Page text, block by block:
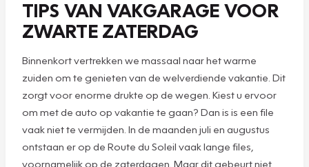
TIPS VAN VAKGARAGE VOOR
ZWARTE ZATERDAG
Binnenkort vertrekken we massaal naar het warme
zuiden om te genieten van de welverdiende vakantie. Dit
zorgt voor enorme drukte op de wegen. Kiest u ervoor
om met de auto op vakantie te gaan? Dan is is een file
vaak niet te vermijden. In de maanden juli en augustus
ontstaan er op de Route du Soleil vaak lange files,
voornamelijk op de zaterdagen. Maar dit gebeurt niet